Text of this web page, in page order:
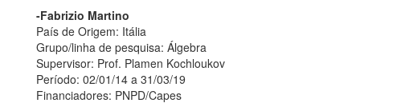
-Fabrizio Martino
País de Origem: Itália
Grupo/linha de pesquisa: Álgebra
Supervisor: Prof. Plamen Kochloukov
Período: 02/01/14 a 31/03/19
Financiadores: PNPD/Capes